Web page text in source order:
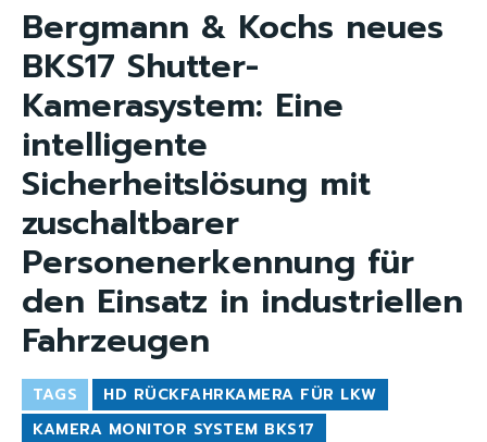
Bergmann & Kochs neues
BKS17 Shutter-
Kamerasystem: Eine
intelligente
Sicherheitslösung mit
zuschaltbarer
Personenerkennung für
den Einsatz in industriellen
Fahrzeugen
TAGS
HD RÜCKFAHRKAMERA FÜR LKW
KAMERA MONITOR SYSTEM BKS17